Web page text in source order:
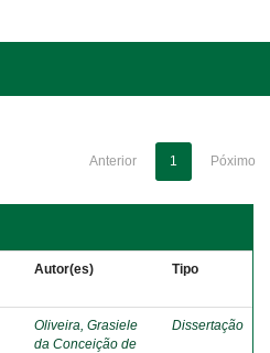
Anterior 1 Póximo
Autor(es) Tipo
Oliveira, Grasiele
da Conceição de
Dissertação